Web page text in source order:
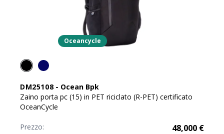
Oceancycle
DM25108 - Ocean Bpk
Zaino porta pc (15) in PET riciclato (R-PET) certificato
OceanCycle
Prezzo: 48,000 €